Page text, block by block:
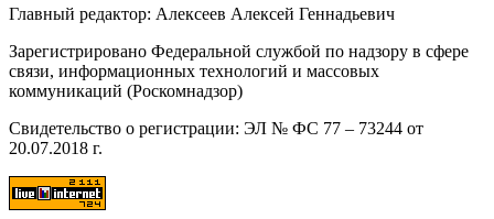
Главный редактор: Алексеев Алексей Геннадьевич
Зарегистрировано Федеральной службой по надзору в сфере
связи, информационных технологий и массовых
коммуникаций (Роскомнадзор)
Свидетельство о регистрации: ЭЛ № ФС 77 – 73244 от
20.07.2018 г.